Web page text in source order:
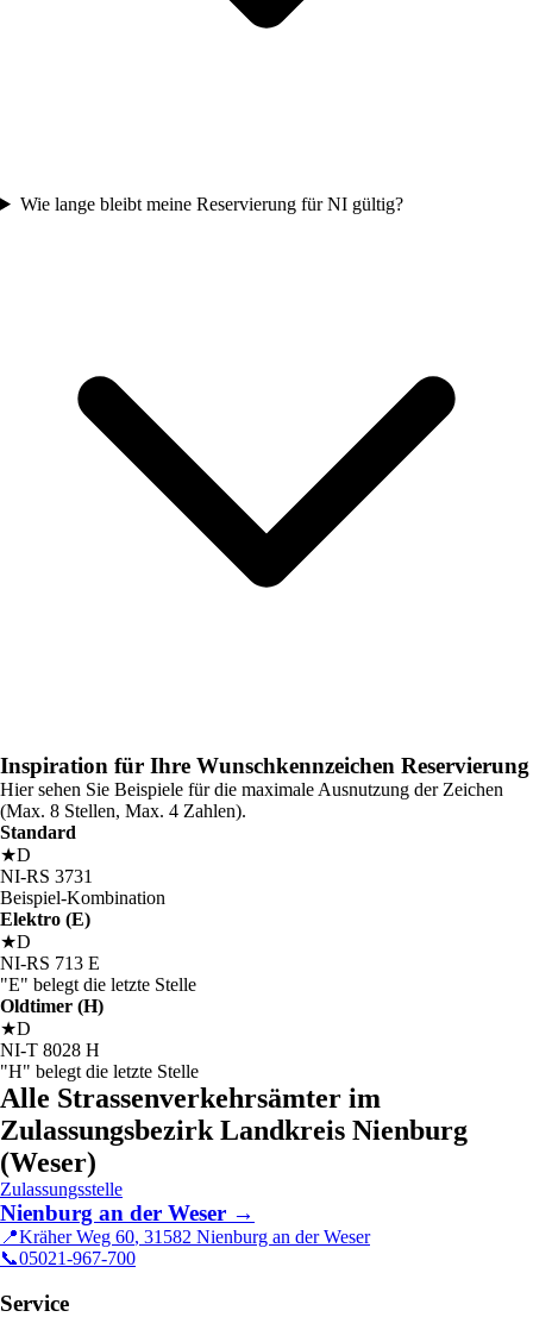
Wie lange bleibt meine Reservierung für NI gültig?
Inspiration für Ihre Wunschkennzeichen Reservierung
Hier sehen Sie Beispiele für die maximale Ausnutzung der Zeichen
(Max. 8 Stellen, Max. 4 Zahlen).
Standard
★D
NI-RS 3731
Beispiel-Kombination
Elektro (E)
★D
NI-RS 713 E
"E" belegt die letzte Stelle
Oldtimer (H)
★D
NI-T 8028 H
"H" belegt die letzte Stelle
Alle Strassenverkehrsämter im
Zulassungsbezirk Landkreis Nienburg
(Weser)
Zulassungsstelle
Nienburg an der Weser →
📍Kräher Weg 60, 31582 Nienburg an der Weser
📞05021-967-700
Service